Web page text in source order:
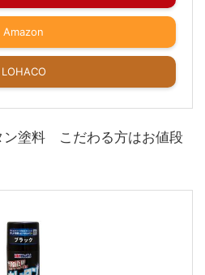
Amazon
LOHACO
ン塗料 こだわる方はお値段